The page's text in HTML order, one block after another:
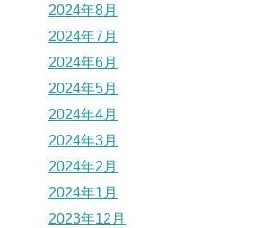
2024年8月
2024年7月
2024年6月
2024年5月
2024年4月
2024年3月
2024年2月
2024年1月
2023年12月